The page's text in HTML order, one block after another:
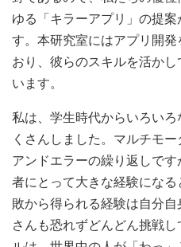
ゆる「キラーアプリ」の提
す。本研究室にはアプリ開
おり、彼らのスキルを活か
います。
私は、学生時代からいろい
くさんしました。マルチモ
アンドエラーの繰り返しで
者にとって大きな経験にな
敗から得られる経験は自分
さんも恐れずどんどん挑戦